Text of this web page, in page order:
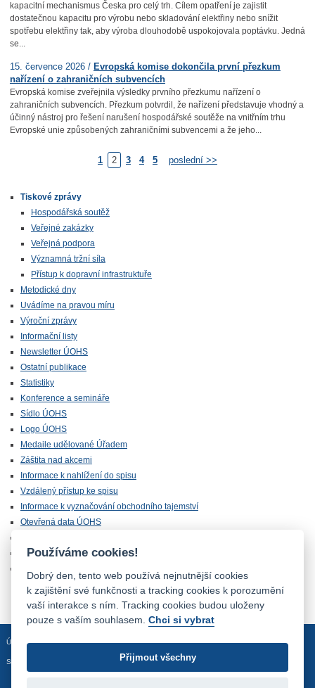
kapacitní mechanismus Česka pro celý trh. Cílem opatření je zajistit
dostatečnou kapacitu pro výrobu nebo skladování elektřiny nebo snížit
spotřebu elektřiny tak, aby výroba dlouhodobě uspokojovala poptávku. Jedná
se...
15. července 2026 / Evropská komise dokončila první přezkum
nařízení o zahraničních subvencích
Evropská komise zveřejnila výsledky prvního přezkumu nařízení o
zahraničních subvencích. Přezkum potvrdil, že nařízení představuje vhodný a
účinný nástroj pro řešení narušení hospodářské soutěže na vnitřním trhu
Evropské unie způsobených zahraničními subvencemi a že jeho...
1 2 3 4 5 poslední >>
Tiskové zprávy
Hospodářská soutěž
Veřejné zakázky
Veřejná podpora
Významná tržní síla
Přístup k dopravní infrastruktuře
Metodické dny
Uvádíme na pravou míru
Výroční zprávy
Informační listy
Newsletter ÚOHS
Ostatní publikace
Statistiky
Konference a semináře
Sídlo ÚOHS
Logo ÚOHS
Medaile udělované Úřadem
Záštita nad akcemi
Informace k nahlížení do spisu
Vzdálený přístup ke spisu
Informace k vyznačování obchodního tajemství
Otevřená data ÚOHS
Chráněná zóna
Úvodní stránka Mapa stránek Prohlášení o přístupnosti
Sledujte nás:
Používáme cookies!
Dobrý den, tento web používá nejnutnější cookies
k zajištění své funkčnosti a tracking cookies k porozumění
vaší interakce s ním. Tracking cookies budou uloženy
pouze s vaším souhlasem.Chci si vybrat
Přijmout všechny